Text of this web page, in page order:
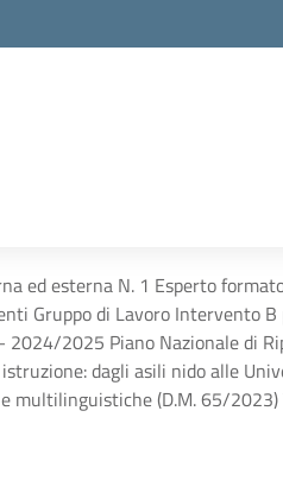
ed esterna N. 1 Esperto
Gruppo di Lavoro Intervento
2025 Piano Nazionale di
dagli asili nido alle
multilinguistiche (D.M. 65/